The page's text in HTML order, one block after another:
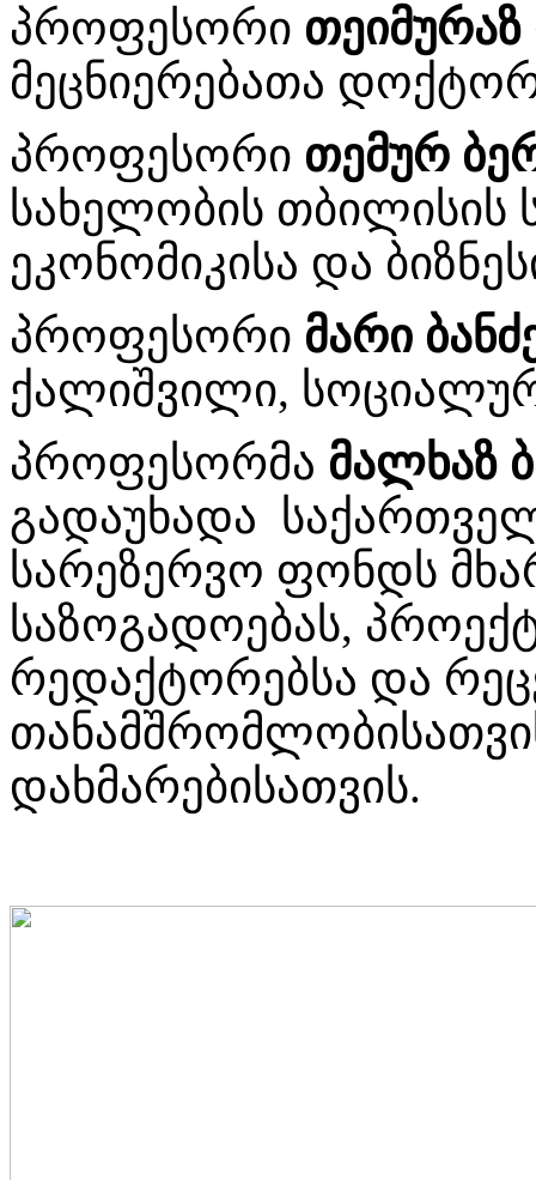
პროფესორი
მეცნიერებათა
პროფესორი თემურ
სახელობის თბილისის
ეკონომიკისა და
პროფესორი მარი
ქალიშვილი,
პროფესორმა მალხაზ
გადაუხადა
სარეზერვო ფონდს
საზოგადოებას,
რედაქტორებსა და
დახმარებისათვის.